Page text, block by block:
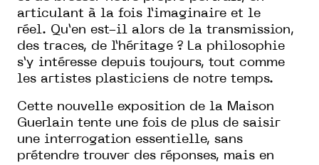
articulant à la fois l’imaginaire et le
réel. Qu’en est-il alors de la transmission,
des traces, de l’héritage ? La philosophie
s’y intéresse depuis toujours, tout comme
les artistes plasticiens de notre temps.
Cette nouvelle exposition de la Maison
Guerlain tente une fois de plus de saisir
une interrogation essentielle, sans
prétendre trouver des réponses, mais en